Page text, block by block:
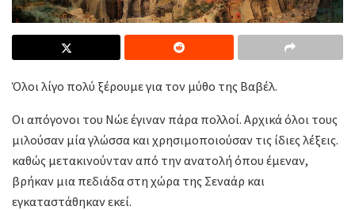
Όλοι λίγο πολύ ξέρουμε για τον μύθο της Βαβέλ.
Οι απόγονοι του Νώε έγιναν πάρα πολλοί. Αρχικά όλοι τους
μιλούσαν μία γλώσσα και χρησιμοποιούσαν τις ίδιες λέξεις.
καθώς μετακινούνταν από την ανατολή όπου έμεναν,
βρήκαν μια πεδιάδα στη χώρα της Σεναάρ και
εγκαταστάθηκαν εκεί.